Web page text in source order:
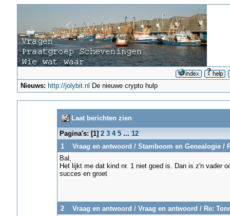
Nieuws: http://jolybit.nl De nieuwe crypto hulp
Laat berichten zien
Pagina's: [1] 2 3 4 5 ... 12
1
Vraag en antwoord / Stamboom en Genealogie /
Bal,
Het lijkt me dat kind nr. 1 niet goed is. Dan is z'n vader
succes en groet
2 Vraag en antwoord / Vraag en antwoord / Re: